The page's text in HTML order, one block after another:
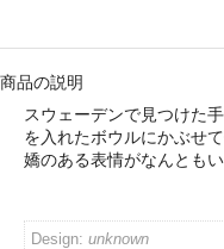
商品の説明
スウェーデンで見つけた
を入れたボウルにかぶせ
嬌のある表情がなんともい
Design: unknown